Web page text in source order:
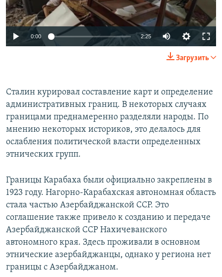
720p 1080p
0:00 2:25
240p
720p
1080p
Загрузить
Сталин курировал составление карт и определение
административных границ. В некоторых случаях
границами преднамеренно разделяли народы. По
мнению некоторых историков, это делалось для
ослабления политической власти определенных
этнических групп.
Границы Карабаха были официально закреплены в
1923 году. Нагорно-Карабахская автономная область
стала частью Азербайджанской ССР. Это
соглашение также привело к созданию и передаче
Азербайджанской ССР Нахичеванского
автономного края. Здесь проживали в основном
этнические азербайджанцы, однако у региона нет
границы с Азербайджаном.